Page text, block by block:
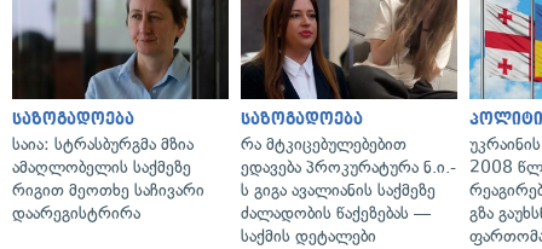
საზოგადოება
საია: სტრასბურგმა მზია
ამაღლობელის საქმეზე
რიგით მეოთხე საჩივარი
დაარეგისტრირა
საზოგადოება
რა მტკიცებულებებით
ედავება პროკურატურა ნ.ი.-
ს გიგა ავალიანის საქმეზე
ძალადობის წაქეზებას —
საქმის დეტალები
2008
გზა